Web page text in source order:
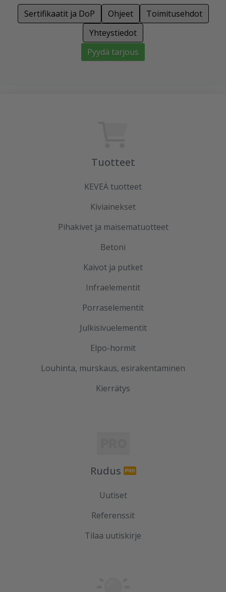
Sertifikaatit ja DoP Ohjeet
Toimitusehdot
Yhteystiedot
Pyydä tarjous
Tuotteet
KEVEÄ tuotteet
Kiviainekset
Pihakivet ja maisematuotteet
Betoni
Kaivot ja putket
Infraelementit
Porraselementit
Julkisivuelementit
Elpo-hormit
Louhinta, murskaus, esirakentaminen
Kierrätys
Rudus
Uutiset
Referenssit
Tilaa uutiskirje